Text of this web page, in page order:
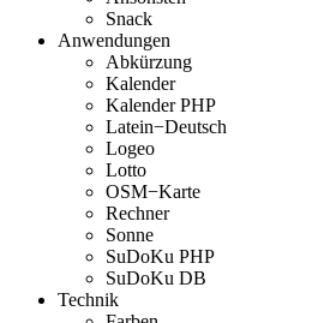
Snack
Anwendungen
Abkürzung
Kalender
Kalender PHP
Latein−Deutsch
Logeo
Lotto
OSM−Karte
Rechner
Sonne
SuDoKu PHP
SuDoKu DB
Technik